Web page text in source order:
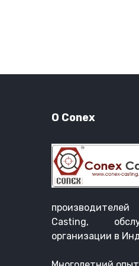
О Conex
Casting,
организации в